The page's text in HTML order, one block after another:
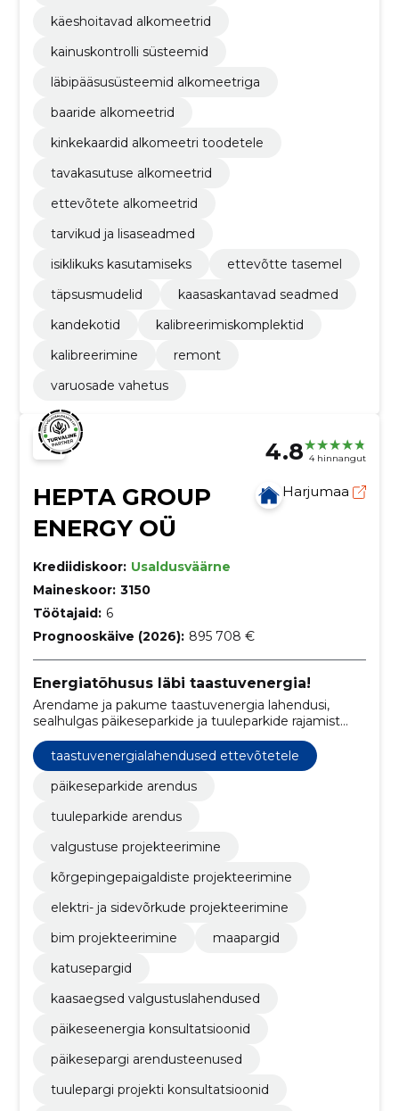
käeshoitavad alkomeetrid
kainuskontrolli süsteemid
läbipääsusüsteemid alkomeetriga
baaride alkomeetrid
kinkekaardid alkomeetri toodetele
tavakasutuse alkomeetrid
ettevõtete alkomeetrid
tarvikud ja lisaseadmed
isiklikuks kasutamiseks
ettevõtte tasemel
täpsusmudelid
kaasaskantavad seadmed
kandekotid
kalibreerimiskomplektid
kalibreerimine
remont
varuosade vahetus
4.8 4 hinnangut
HEPTA GROUP
ENERGY OÜ
Harjumaa
Krediidiskoor: Usaldusväärne
Maineskoor: 3150
Töötajaid: 6
Prognooskäive (2026): 895 708 €
Energiatõhusus läbi taastuvenergia!
Arendame ja pakume taastuvenergia lahendusi,
sealhulgas päikeseparkide ja tuuleparkide rajamist
paigaldust.
taastuvenergialahendused ettevõtetele
päikeseparkide arendus
tuuleparkide arendus
valgustuse projekteerimine
kõrgepingepaigaldiste projekteerimine
elektri- ja sidevõrkude projekteerimine
bim projekteerimine
maapargid
katusepargid
kaasaegsed valgustuslahendused
päikeseenergia konsultatsioonid
päikesepargi arendusteenused
tuulepargi projekti konsultatsioonid